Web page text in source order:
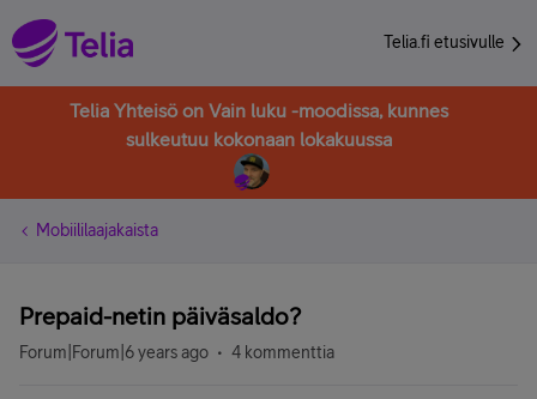
Telia.fi etusivulle
Telia Yhteisö on Vain luku -moodissa, kunnes
sulkeutuu kokonaan lokakuussa
Mobiililaajakaista
Prepaid-netin päiväsaldo?
Forum|Forum|6 years ago 4 kommenttia